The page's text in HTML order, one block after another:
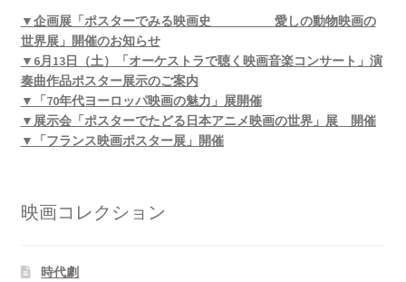
▼企画展「ポスターでみる映画史 愛しの動物映画の
世界展」開催のお知らせ
▼6月13日（土）「オーケストラで聴く映画音楽コンサート」演
奏曲作品ポスター展示のご案内
▼「70年代ヨーロッパ映画の魅力」展開催
▼展示会「ポスターでたどる日本アニメ映画の世界」展 開催
▼「フランス映画ポスター展」開催
映画コレクション
時代劇